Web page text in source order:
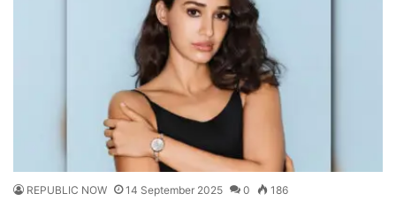
REPUBLIC NOW 14 September 2025 0 186